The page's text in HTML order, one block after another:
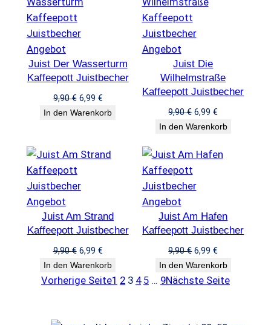
AngebotProdukt
im
Angebot
Juist Der Wasserturm
Kaffeepott Juistbecher
9,90€ Ursprünglicher
Preis
6,99 €Aktueller
Preis
In den Warenkorb
AngebotProdukt
im
Angebot
Juist Die
Wilhelmstraße
Kaffeepott Juistbecher
9,90€ Ursprünglicher
Preis
9,90 €
6,99€Aktueller
Preis
6,99 €.
In den Warenkorb
AngebotProdukt
im
Angebot
Juist Am Strand
Kaffeepott Juistbecher
9,90€ Ursprünglicher
Preis
war:
6,99 €Aktueller
Preis
ist:
In den Warenkorb
AngebotProdukt
im
Angebot
Juist Am Hafen
Kaffeepott Juistbecher
9,90€ Ursprünglicher
Preis
war:
6,99€Aktueller
Preis
ist:
In den Warenkorb
Vorherige Seite1 2 3 4 5 … 9Nächste Seite